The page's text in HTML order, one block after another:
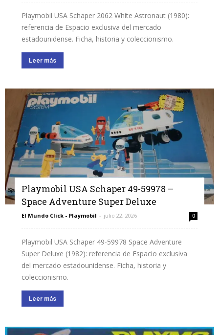
Playmobil USA Schaper 2062 White Astronaut (1980):
referencia de Espacio exclusiva del mercado
estadounidense. Ficha, historia y coleccionismo.
Leer más
Playmobil USA Schaper 49-59978 –
Space Adventure Super Deluxe
El Mundo Click - Playmobil - julio 22, 2026 0
Playmobil USA Schaper 49-59978 Space Adventure
Super Deluxe (1982): referencia de Espacio exclusiva
del mercado estadounidense. Ficha, historia y
coleccionismo.
Leer más